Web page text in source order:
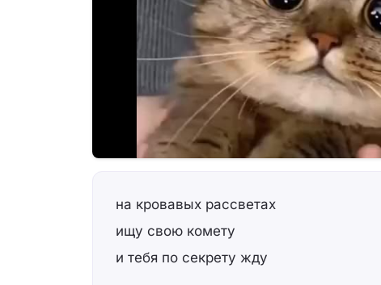
на кровавых рассветах
ищу свою комету
и тебя по секрету жду